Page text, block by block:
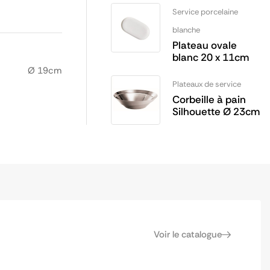
Ø 19cm
Service porcelaine
blanche
Plateau ovale
blanc 20 x 11cm
Plateaux de service
Corbeille à pain
Silhouette Ø 23cm
Voir le catalogue